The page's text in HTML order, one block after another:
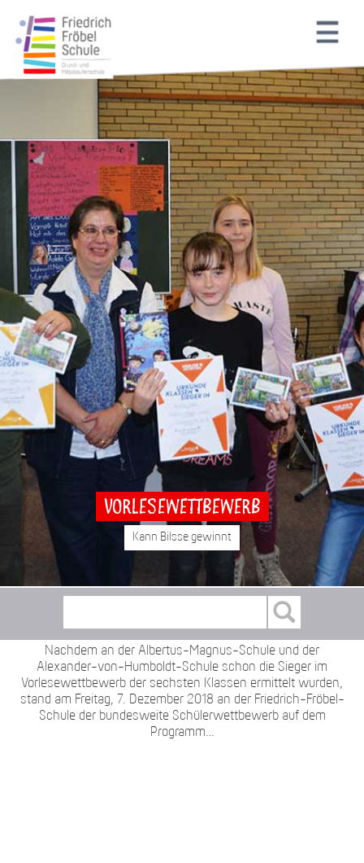
Vorlesewettbewerb
Kann Bilsse gewinnt
Nachdem an der Albertus-Magnus-Schule und der
Alexander-von-Humboldt-Schule schon die Sieger im
Vorlesewettbewerb der sechsten Klassen ermittelt wurden,
stand am Freitag, 7. Dezember 2018 an der Friedrich-Fröbel-
Schule der bundesweite Schülerwettbewerb auf dem
Programm…